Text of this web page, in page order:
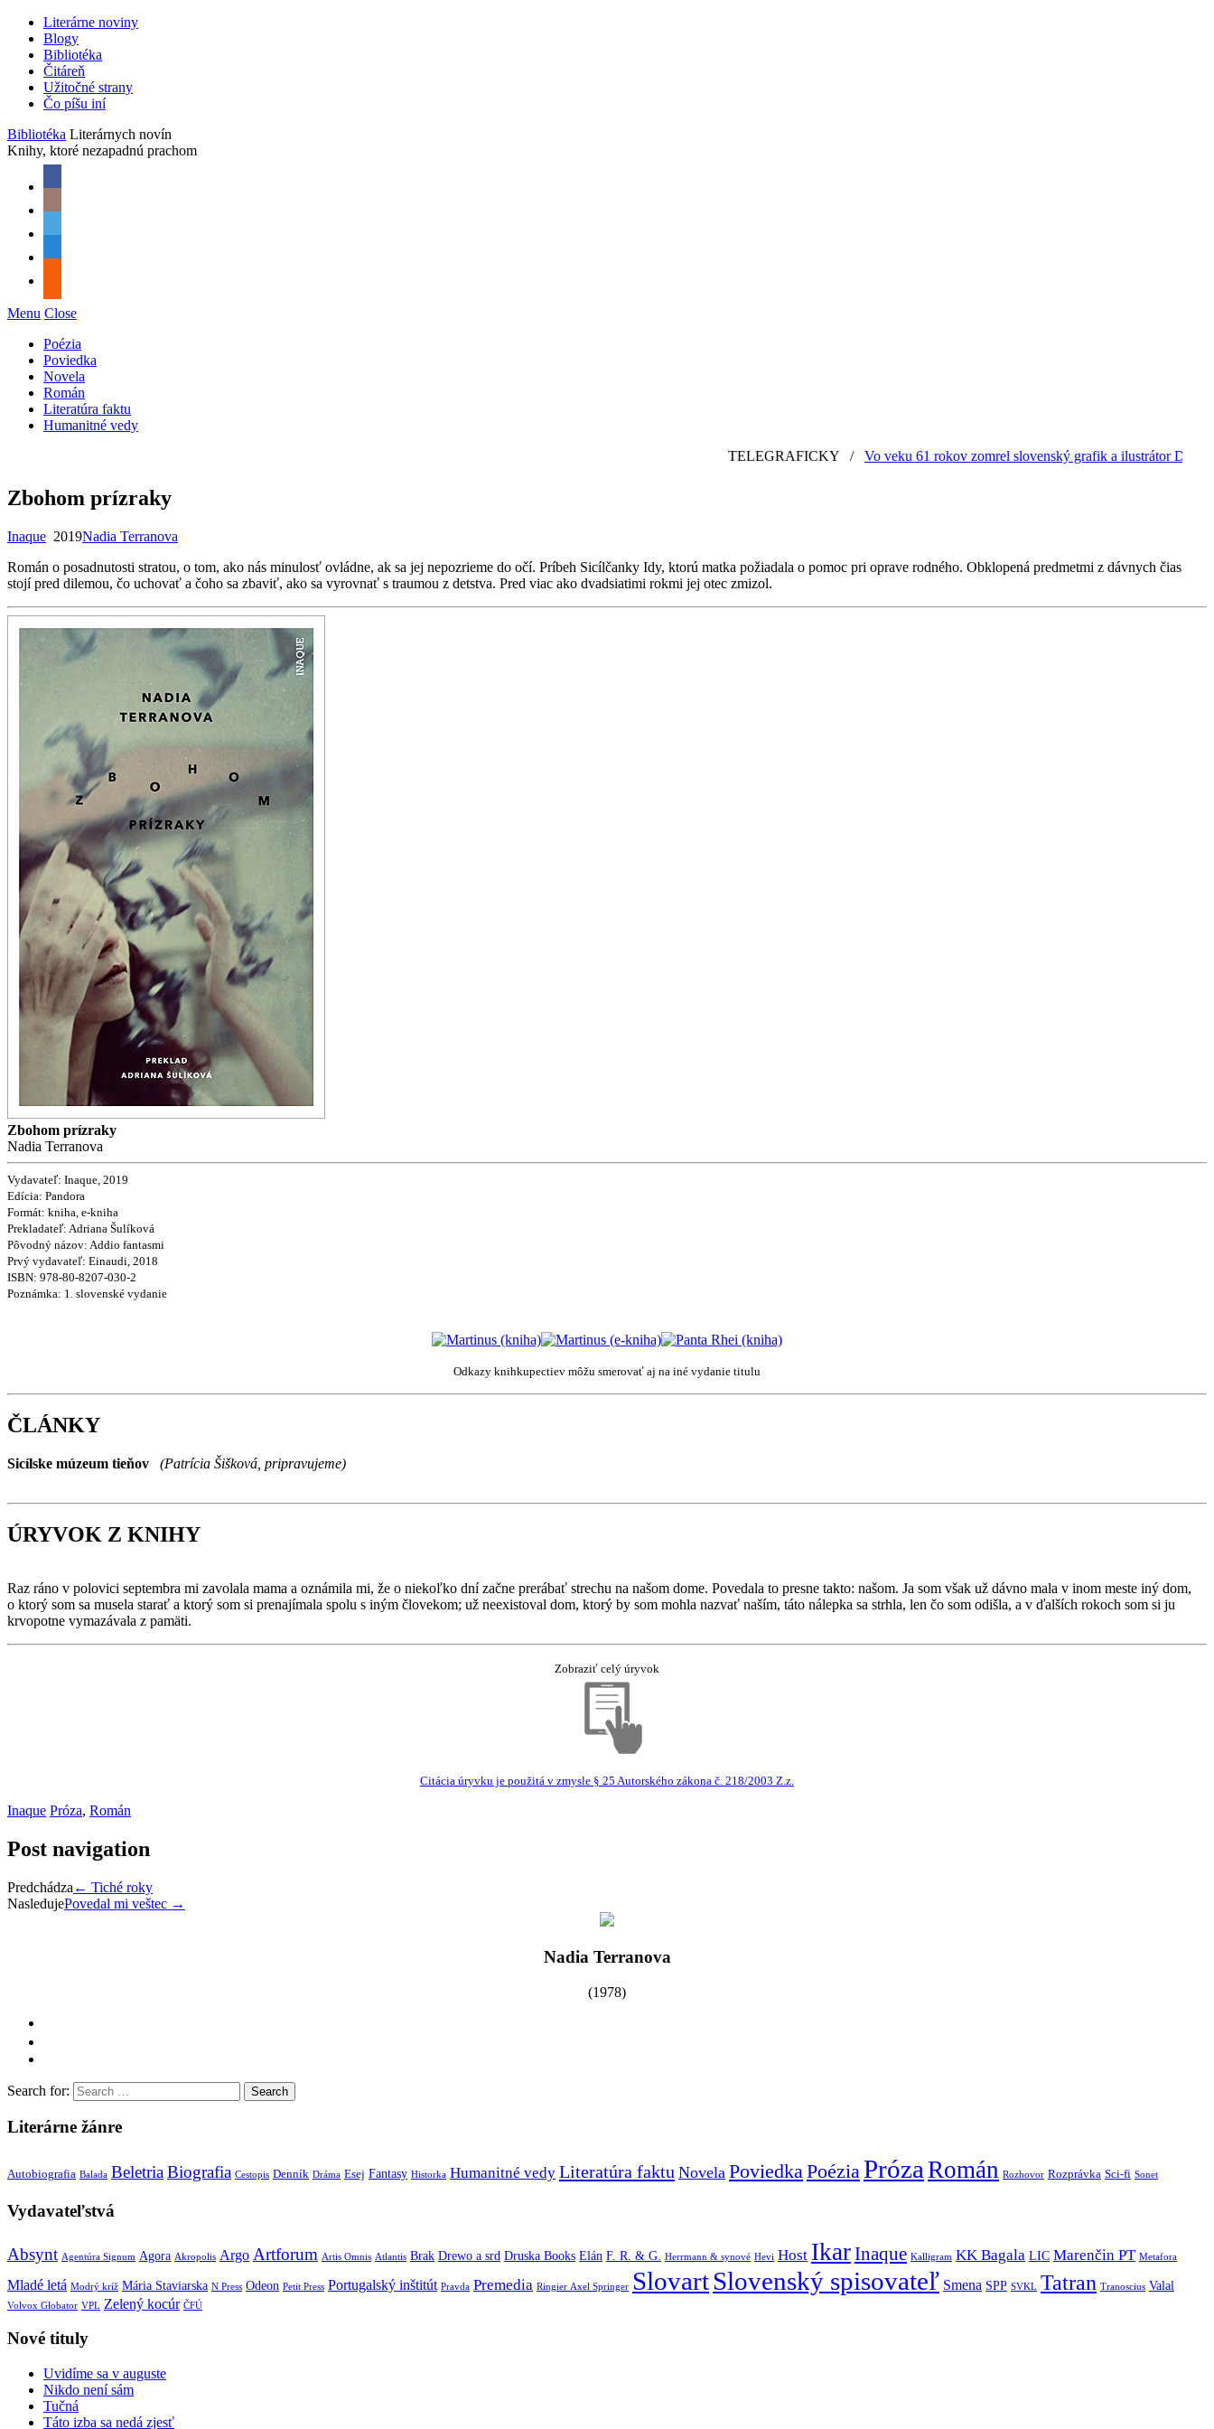
Literárne noviny
Blogy
Bibliotéka
Čitáreň
Užitočné strany
Čo píšu iní
Bibliotéka Literárnych novín
Knihy, ktoré nezapadnú prachom
Menu Close
Poézia
Poviedka
Novela
Román
Literatúra faktu
Humanitné vedy
TELEGRAFICKY/Vo veku 61 rokov zomrel slovenský grafik a ilustrátor Dušan
Zbohom prízraky
Inaque 2019Nadia Terranova
Román o posadnutosti stratou, o tom, ako nás minulosť ovládne, ak sa jej nepozrieme do očí. Príbeh Sicílčanky Idy, ktorú matka požiadala o pomoc pri oprave rodného. Obklopená predmetmi z dávnych čias
stojí pred dilemou, čo uchovať a čoho sa zbaviť, ako sa vyrovnať s traumou z detstva. Pred viac ako dvadsiatimi rokmi jej otec zmizol.
Zbohom prízraky
Nadia Terranova
Vydavateľ: Inaque, 2019
Edícia: Pandora
Formát: kniha, e-kniha
Prekladateľ: Adriana Šulíková
Pôvodný názov: Addio fantasmi
Prvý vydavateľ: Einaudi, 2018
ISBN: 978-80-8207-030-2
Poznámka: 1. slovenské vydanie
Odkazy knihkupectiev môžu smerovať aj na iné vydanie titulu
ČLÁNKY
Sicílske múzeum tieňov (Patrícia Šišková, pripravujeme)
ÚRYVOK Z KNIHY
Raz ráno v polovici septembra mi zavolala mama a oznámila mi, že o niekoľko dní začne prerábať strechu na našom dome. Povedala to presne takto: našom. Ja som však už dávno mala v inom meste iný dom,
o ktorý som sa musela starať a ktorý som si prenajímala spolu s iným človekom; už neexistoval dom, ktorý by som mohla nazvať naším, táto nálepka sa strhla, len čo som odišla, a v ďalších rokoch som si ju
krvopotne vymazávala z pamäti.
Zobraziť celý úryvok
Citácia úryvku je použitá v zmysle § 25 Autorského zákona č. 218/2003 Z.z.
Inaque Próza, Román
Post navigation
Predchádza ← Tiché roky
NasledujePovedal mi veštec →
Nadia Terranova
(1978)
Search for:
Literárne žánre
Autobiografia Balada BeletriaBiografia Cestopis Denník Dráma Esej Fantasy Historka Humanitné vedy Literatúra faktu Novela PoviedkaPoéziaPróza Román Rozhovor Rozprávka Sci-fi Sonet
Vydavateľstvá
Absynt Agentúra Signum Agora Akropolis Argo Artforum Artis Omnis Atlantis Brak Drewo a srd Druska Books Elán F. R. & G. Herrmann & synové Hevi Host IkarInaque Kalligram KK Bagala LIC Marenčin PT Metafora
Mladé letá Modrý kríž Mária Staviarska N Press Odeon Petit Press Portugalský inštitút Pravda Premedia Ringier Axel Springer SlovartSlovenský spisovateľ Smena SPP SVKL Tatran Tranoscius Valal
Volvox Globator VPL Zelený kocúr ČFÚ
Nové tituly
Uvidíme sa v auguste
Nikdo není sám
Tučná
Táto izba sa nedá zjesť